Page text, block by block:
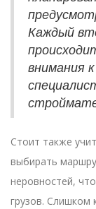
Каждый
внимания
Стоит также
выбирать
неровностей,
грузов. Слишком